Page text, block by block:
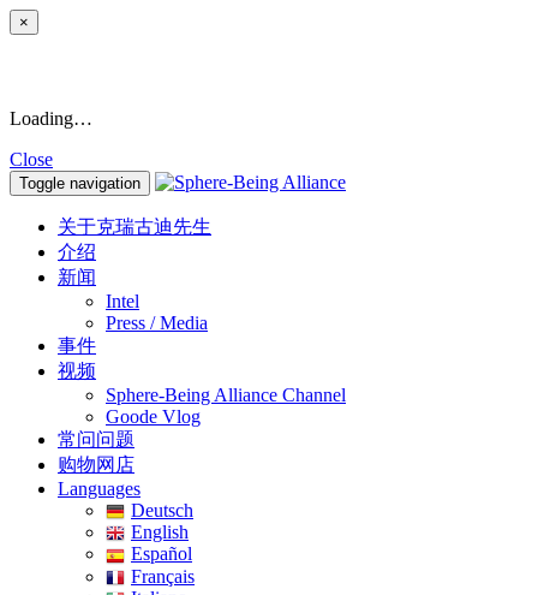
×
Loading…
Close
Toggle navigation
关于克瑞古迪先生
介绍
新闻
Intel
Press / Media
事件
视频
Sphere-Being Alliance Channel
Goode Vlog
常问问题
购物网店
Languages
Deutsch
English
Español
Français